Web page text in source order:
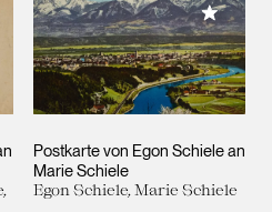
Sammlung hinzufügen
Postkarte von Egon Schiele an
Marie Schiele
Egon Schiele, Marie Schiele
Meiner